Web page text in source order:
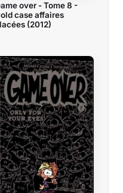
over - Tome 8 -
case affaires
(2012)